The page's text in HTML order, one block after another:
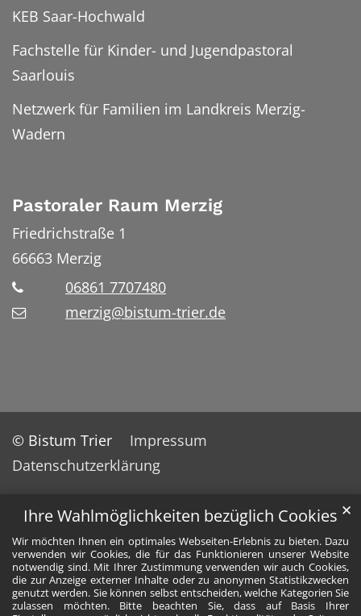
Ihre Wahlmöglichkeiten bezüglich Cookies
Wir möchten Ihnen ein optimales Webseiten-Erlebnis zu bieten. Dazu
verwenden wir Cookies, die für das Funktionieren unserer Website
notwendig sind. Mit Ihrer Zustimmung verwenden wir auch Cookies,
die zur Anzeige externer Inhalte oder zu anonymen Statistikzwecken
genutzt werden. Sie können selbst entscheiden, welche Kategorien Sie
zulassen möchten. Bitte beachten Sie, dass auf Basis Ihrer
✕
KEB Saar-Hochwald
Fachstelle für Kinder- und Jugendpastoral
Saarlouis
Netzwerk für Familien im Landkreis Merzig-
Wadern
Pastoraler Raum Merzig
Friedrichstraße 1
66663 Merzig
06861 7707480
merzig@bistum-trier.de
© Bistum Trier
Impressum
Datenschutzerklärung